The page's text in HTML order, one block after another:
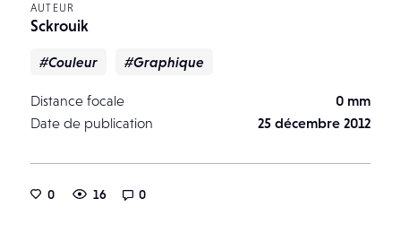
AUTEUR
Sckrouik
#Couleur #Graphique
Distance focale
0 mm
Date de publication
25 décembre 2012
0 16 0